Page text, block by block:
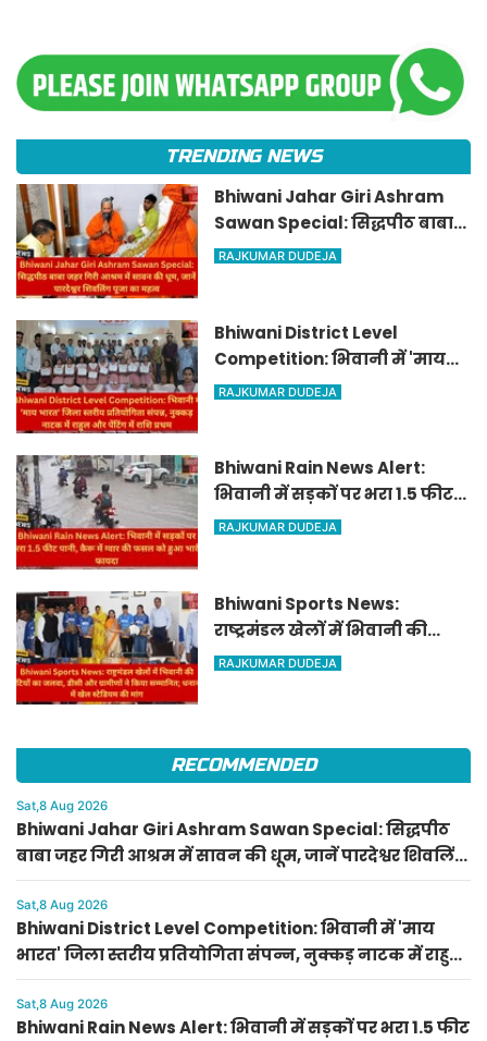
TRENDING NEWS
Bhiwani Jahar Giri Ashram
Sawan Special: सिद्धपीठ बाबा
जहर गिरी आश्रम में सावन की धूम,
RAJKUMAR DUDEJA
Bhiwani District Level
Competition: भिवानी में 'माय
भारत' जिला स्तरीय प्रतियोगिता
RAJKUMAR DUDEJA
Bhiwani Rain News Alert:
भिवानी में सड़कों पर भरा 1.5 फीट
पानी, कैरू में ग्वार की फसल को
RAJKUMAR DUDEJA
Bhiwani Sports News:
राष्ट्रमंडल खेलों में भिवानी की
बेटियों का जलवा, डीसी और
RAJKUMAR DUDEJA
RECOMMENDED
Sat,8 Aug 2026
Bhiwani Jahar Giri Ashram Sawan Special: सिद्धपीठ
बाबा जहर गिरी आश्रम में सावन की धूम, जानें पारदेश्वर शिवलिंग
पूजा का महत्व
Sat,8 Aug 2026
Bhiwani District Level Competition: भिवानी में 'माय
भारत' जिला स्तरीय प्रतियोगिता संपन्न, नुक्कड़ नाटक में राहुल
और पेंटिंग में राशि प्रथम
Sat,8 Aug 2026
Bhiwani Rain News Alert: भिवानी में सड़कों पर भरा 1.5 फीट